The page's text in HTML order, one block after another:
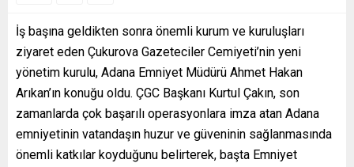
İş başına geldikten sonra önemli kurum ve kuruluşları
ziyaret eden Çukurova Gazeteciler Cemiyeti’nin yeni
yönetim kurulu, Adana Emniyet Müdürü Ahmet Hakan
Arıkan’ın konuğu oldu. ÇGC Başkanı Kurtul Çakın, son
zamanlarda çok başarılı operasyonlara imza atan Adana
emniyetinin vatandaşın huzur ve güveninin sağlanmasında
önemli katkılar koyduğunu belirterek, başta Emniyet